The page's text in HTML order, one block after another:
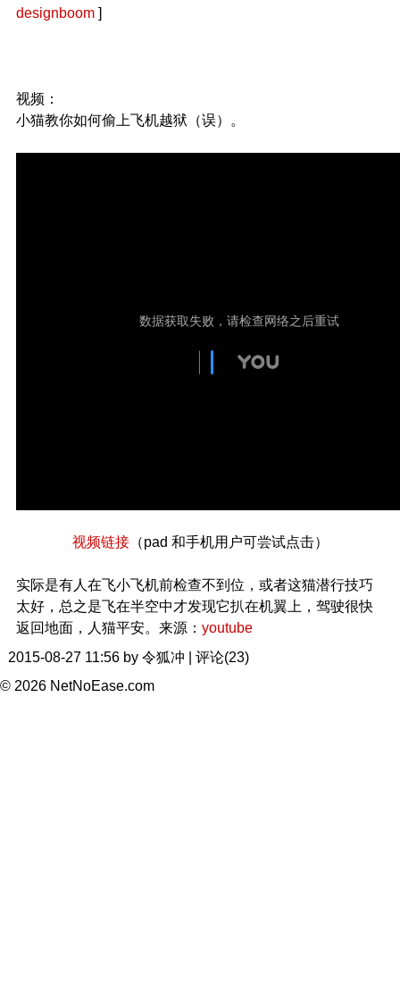
designboom]
视频：
小猫教你如何偷上飞机越狱（误）。
视频链接（pad 和手机用户可尝试点击）
实际是有人在飞小飞机前检查不到位，或者这猫潜行技巧
太好，总之是飞在半空中才发现它扒在机翼上，驾驶很快
返回地面，人猫平安。来源： youtube
2015-08-27 11:56 by 令狐冲 | 评论(23)
© 2026 NetNoEase.com